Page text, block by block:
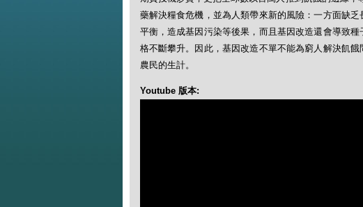
藥解決糧食危機，並為人類帶來新的風險：一方面缺
平衡，造成基因污染等後果，而且基因改造還會導致
格不斷攀升。因此，基因改造不單不能為窮人解決飢
農民的生計。
Youtube 版本: